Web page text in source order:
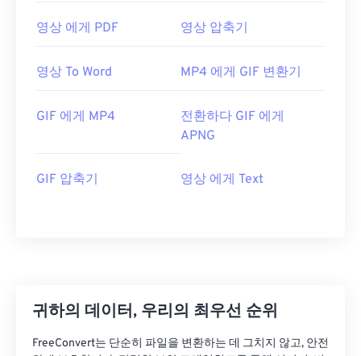
영상 에게 PDF 영상 압축기
영상 To Word MP4 에게 GIF 변환기
GIF 에게 MP4
전환하다 GIF 에게
APNG
GIF 압축기 영상 에게 Text
귀하의 데이터, 우리의 최우선 순위
FreeConvert는 단순히 파일을 변환하는 데 그치지 않고, 안전